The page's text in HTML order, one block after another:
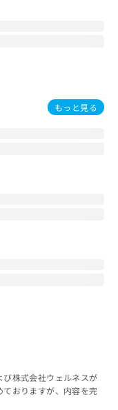
もっと見る
株式会社ウェルネスが
おりますが、内容を完